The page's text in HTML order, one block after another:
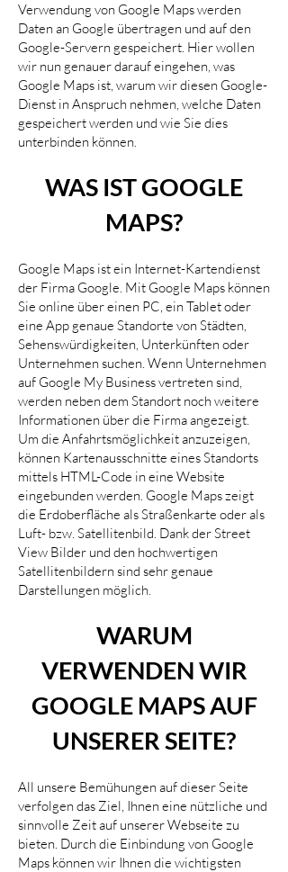
Verwendung von Google Maps werden
Daten an Google übertragen und auf den
Google-Servern gespeichert. Hier wollen
wir nun genauer darauf eingehen, was
Google Maps ist, warum wir diesen Google-
Dienst in Anspruch nehmen, welche Daten
gespeichert werden und wie Sie dies
unterbinden können.
WAS IST GOOGLE
MAPS?
Google Maps ist ein Internet-Kartendienst
der Firma Google. Mit Google Maps können
Sie online über einen PC, ein Tablet oder
eine App genaue Standorte von Städten,
Sehenswürdigkeiten, Unterkünften oder
Unternehmen suchen. Wenn Unternehmen
auf Google My Business vertreten sind,
werden neben dem Standort noch weitere
Informationen über die Firma angezeigt.
Um die Anfahrtsmöglichkeit anzuzeigen,
können Kartenausschnitte eines Standorts
mittels HTML-Code in eine Website
eingebunden werden. Google Maps zeigt
die Erdoberfläche als Straßenkarte oder als
Luft- bzw. Satellitenbild. Dank der Street
View Bilder und den hochwertigen
Satellitenbildern sind sehr genaue
Darstellungen möglich.
WARUM
VERWENDEN WIR
GOOGLE MAPS AUF
UNSERER SEITE?
All unsere Bemühungen auf dieser Seite
verfolgen das Ziel, Ihnen eine nützliche und
sinnvolle Zeit auf unserer Webseite zu
bieten. Durch die Einbindung von Google
Maps können wir Ihnen die wichtigsten